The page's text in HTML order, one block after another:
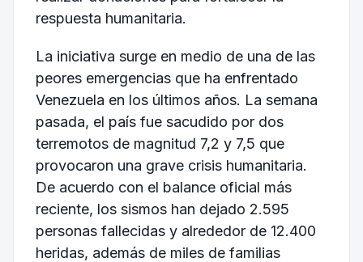
respuesta humanitaria.
La iniciativa surge en medio de una de las
peores emergencias que ha enfrentado
Venezuela en los últimos años. La semana
pasada, el país fue sacudido por dos
terremotos de magnitud 7,2 y 7,5 que
provocaron una grave crisis humanitaria.
De acuerdo con el balance oficial más
reciente, los sismos han dejado 2.595
personas fallecidas y alrededor de 12.400
heridas, además de miles de familias